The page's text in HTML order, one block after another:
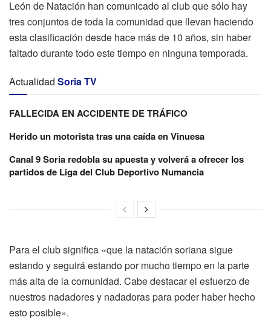
León de Natación han comunicado al club que sólo hay
tres conjuntos de toda la comunidad que llevan haciendo
esta clasificación desde hace más de 10 años, sin haber
faltado durante todo este tiempo en ninguna temporada.
Actualidad Soria TV
FALLECIDA EN ACCIDENTE DE TRÁFICO
Herido un motorista tras una caída en Vinuesa
Canal 9 Soria redobla su apuesta y volverá a ofrecer los
partidos de Liga del Club Deportivo Numancia
Para el club significa «que la natación soriana sigue
estando y seguirá estando por mucho tiempo en la parte
más alta de la comunidad. Cabe destacar el esfuerzo de
nuestros nadadores y nadadoras para poder haber hecho
esto posible».